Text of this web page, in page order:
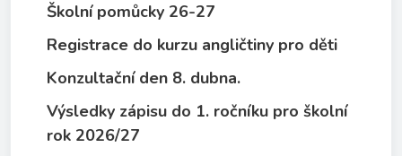
Školní pomůcky 26-27
Registrace do kurzu angličtiny pro děti
Konzultační den 8. dubna.
Výsledky zápisu do 1. ročníku pro školní
rok 2026/27